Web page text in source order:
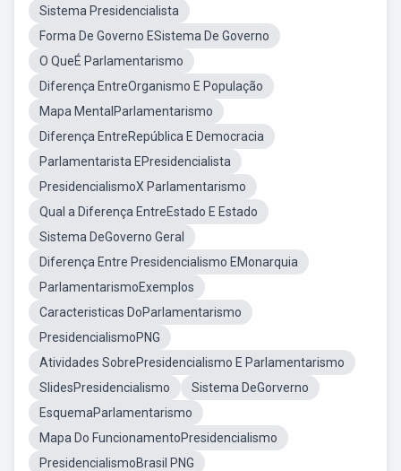
Sistema Presidencialista
Forma De Governo ESistema De Governo
O QueÉ Parlamentarismo
Diferença EntreOrganismo E População
Mapa MentalParlamentarismo
Diferença EntreRepública E Democracia
Parlamentarista EPresidencialista
PresidencialismoX Parlamentarismo
Qual a Diferença EntreEstado E Estado
Sistema DeGoverno Geral
Diferença Entre Presidencialismo EMonarquia
ParlamentarismoExemplos
Caracteristicas DoParlamentarismo
PresidencialismoPNG
Atividades SobrePresidencialismo E Parlamentarismo
SlidesPresidencialismo
Sistema DeGorverno
EsquemaParlamentarismo
Mapa Do FuncionamentoPresidencialismo
PresidencialismoBrasil PNG